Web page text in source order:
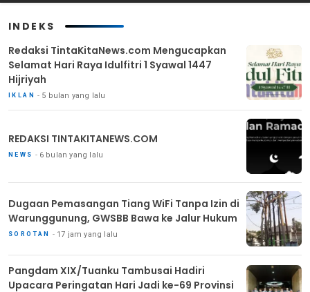
INDEKS
Redaksi TintaKitaNews.com Mengucapkan
Selamat Hari Raya Idulfitri 1 Syawal 1447
Hijriyah
IKLAN 5 bulan yang lalu
REDAKSI TINTAKITANEWS.COM
NEWS 6 bulan yang lalu
Dugaan Pemasangan Tiang WiFi Tanpa Izin di
Warunggunung, GWSBB Bawa ke Jalur Hukum
SOROTAN 17 jam yang lalu
Pangdam XIX/Tuanku Tambusai Hadiri
Upacara Peringatan Hari Jadi ke-69 Provinsi